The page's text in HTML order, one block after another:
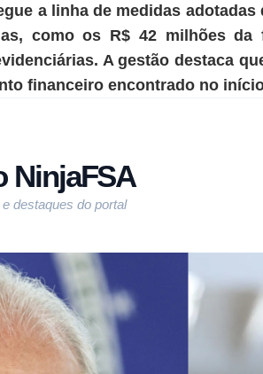
a linha de medidas
como os R$ 42 milhões
A gestão destaca
financeiro encontrado no
NinjaFSA
destaques do portal